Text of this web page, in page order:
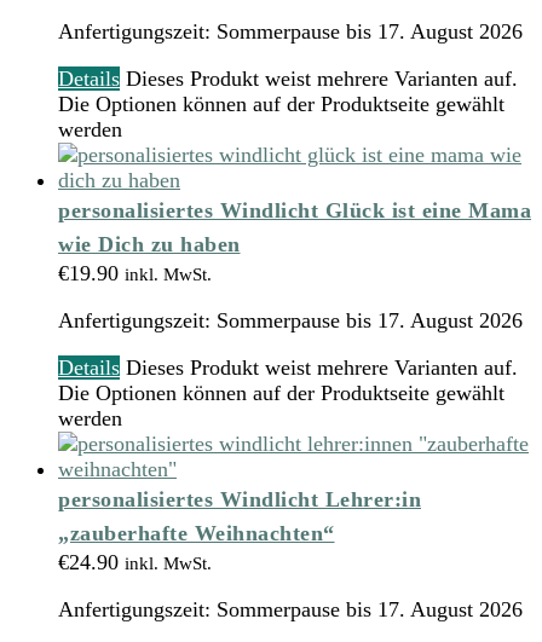
Anfertigungszeit: Sommerpause bis 17. August 2026
Details Dieses Produkt weist mehrere Varianten auf.
Die Optionen können auf der Produktseite gewählt
werden
personalisiertes Windlicht Glück ist eine Mama
wie Dich zu haben
€19.90 inkl. MwSt.
Anfertigungszeit: Sommerpause bis 17. August 2026
Details Dieses Produkt weist mehrere Varianten auf.
Die Optionen können auf der Produktseite gewählt
werden
personalisiertes Windlicht Lehrer:in
„zauberhafte Weihnachten“
€24.90 inkl. MwSt.
Anfertigungszeit: Sommerpause bis 17. August 2026